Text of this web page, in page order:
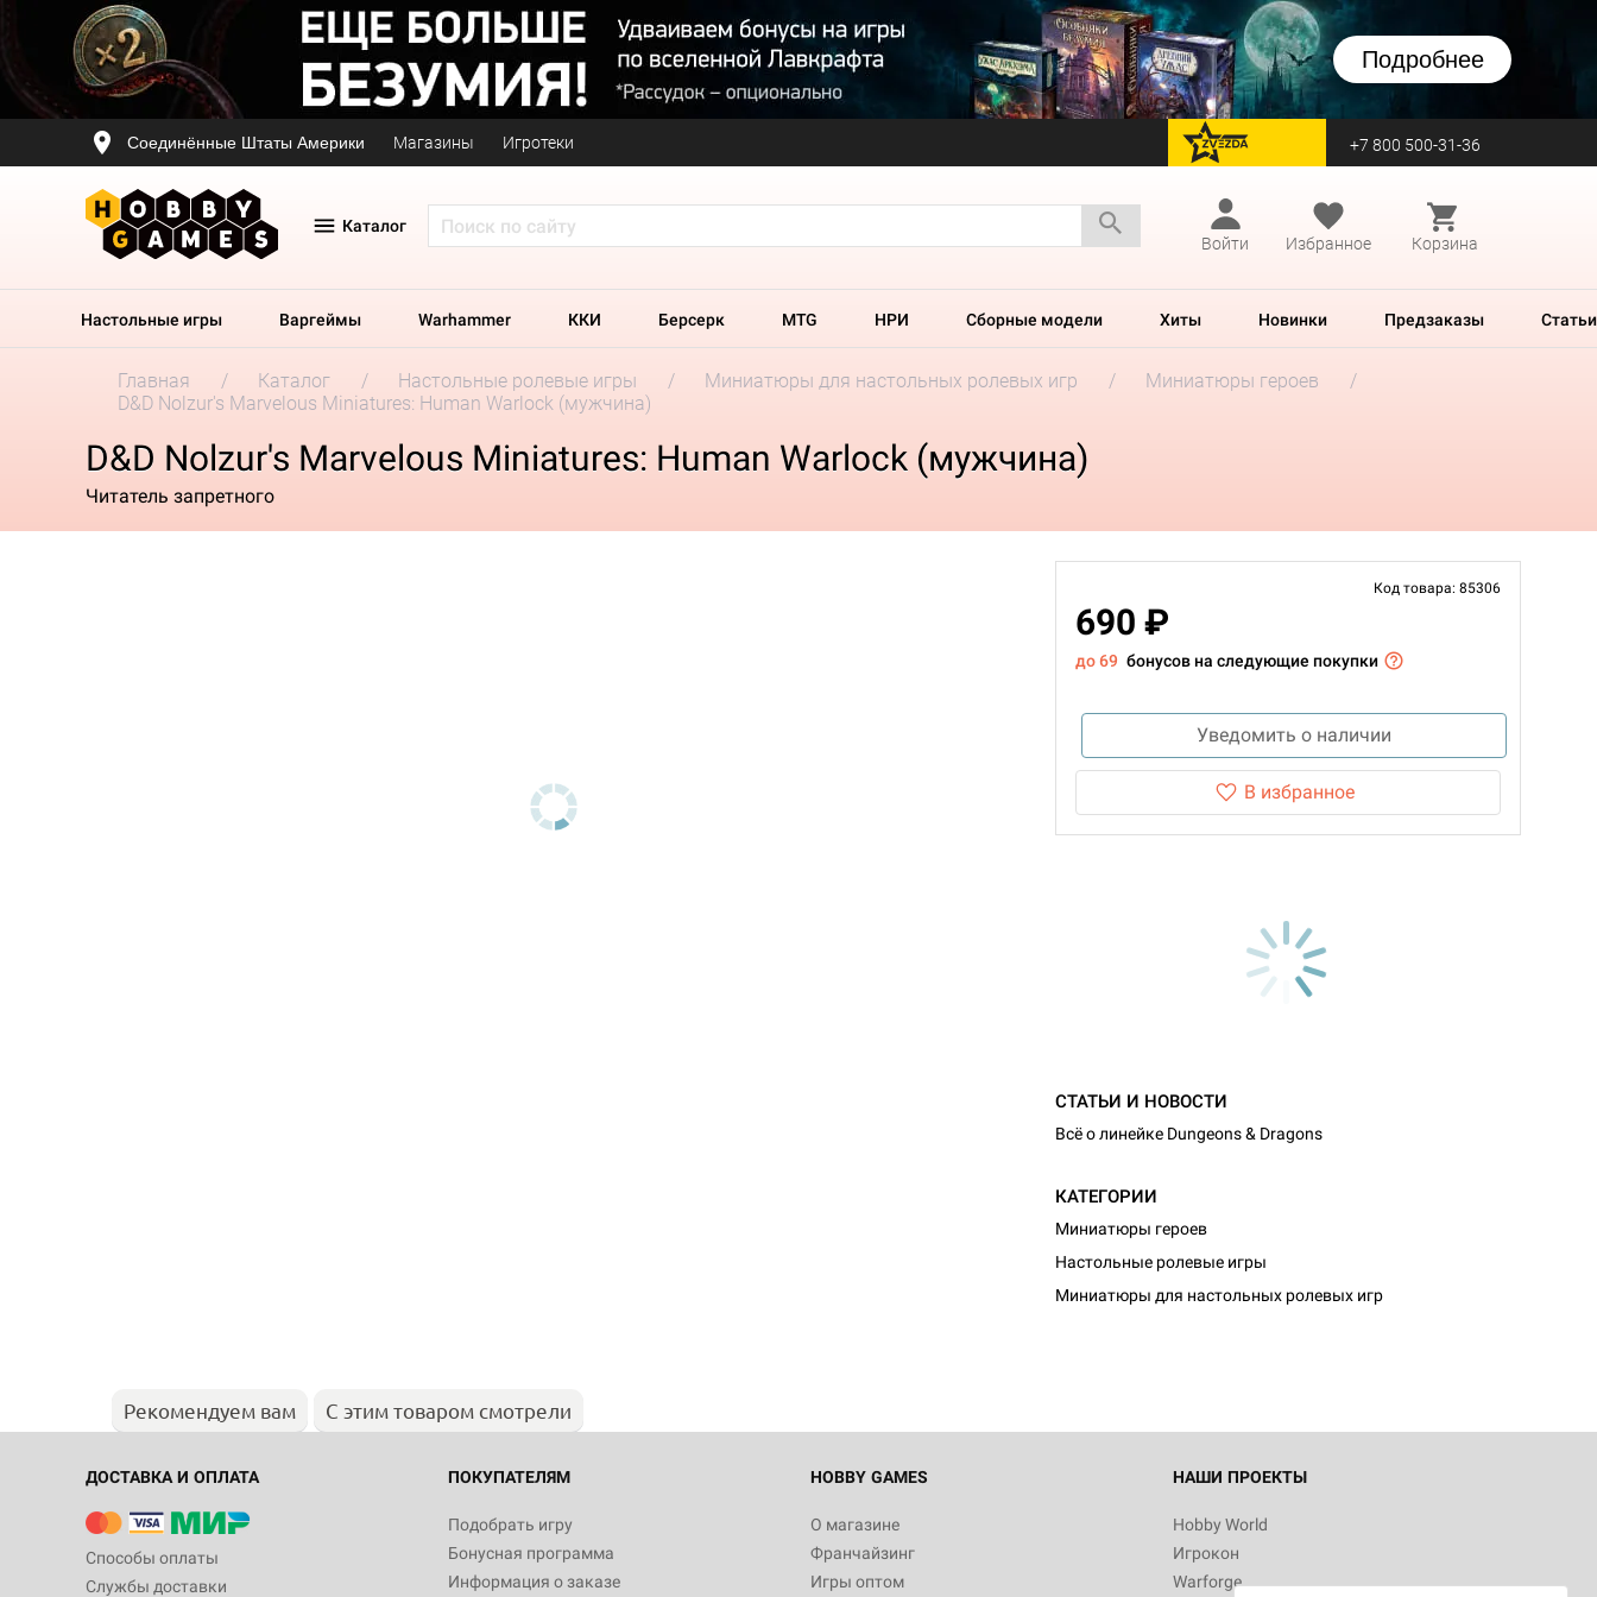
Подробнее
Соединённые Штаты Америки Магазины Игротеки перейти на Zvezda +7 800 500-31-36
Каталог
Войти
Избранное Корзина
Настольные игры Варгеймы Warhammer ККИ Берсерк MTG НРИ Сборные модели Хиты Новинки Предзаказы Статьи
Главная Каталог Настольные ролевые игры Миниатюры для настольных ролевых игр
Миниатюры героев
D&D Nolzur's Marvelous Miniatures: Human Warlock (мужчина)
D&D Nolzur's Marvelous Miniatures: Human Warlock (мужчина)
Читатель запретного
Код товара: 85306
690 ₽
до 69 бонусов на следующие покупки
Уведомить о наличии
В избранное
СТАТЬИ И НОВОСТИ
Всё о линейке Dungeons & Dragons
КАТЕГОРИИ
Миниатюры героев
Настольные ролевые игры
Миниатюры для настольных ролевых игр
Рекомендуем вам С этим товаром смотрели
ДОСТАВКА И ОПЛАТА
Способы оплаты
Службы доставки
ПОКУПАТЕЛЯМ
Подобрать игру
Бонусная программа
Информация о заказе
HOBBY GAMES
О магазине
Франчайзинг
Игры оптом
НАШИ ПРОЕКТЫ
Hobby World
Игрокон
Warforge